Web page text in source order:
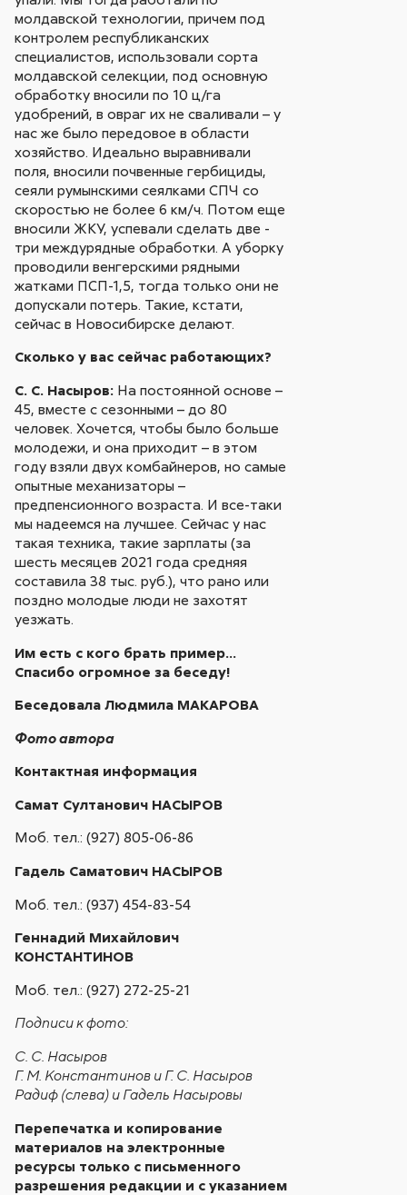
молдавской технологии, причем под
контролем республиканских
специалистов, использовали сорта
молдавской селекции, под основную
обработку вносили по 10 ц/га
удобрений, в овраг их не сваливали – у
нас же было передовое в области
хозяйство. Идеально выравнивали
поля, вносили почвенные гербициды,
сеяли румынскими сеялками СПЧ со
скоростью не более 6 км/ч. Потом еще
вносили ЖКУ, успевали сделать две -
три междурядные обработки. А уборку
проводили венгерскими рядными
жатками ПСП-1,5, тогда только они не
допускали потерь. Такие, кстати,
сейчас в Новосибирске делают.
Сколько у вас сейчас работающих?
С. С. Насыров: На постоянной основе –
45, вместе с сезонными – до 80
человек. Хочется, чтобы было больше
молодежи, и она приходит – в этом
году взяли двух комбайнеров, но самые
опытные механизаторы –
предпенсионного возраста. И все-таки
мы надеемся на лучшее. Сейчас у нас
такая техника, такие зарплаты (за
шесть месяцев 2021 года средняя
составила 38 тыс. руб.), что рано или
поздно молодые люди не захотят
уезжать.
Им есть с кого брать пример…
Спасибо огромное за беседу!
Беседовала Людмила МАКАРОВА
Фото автора
Контактная информация
Самат Султанович НАСЫРОВ
Моб. тел.: (927) 805-06-86
Гадель Саматович НАСЫРОВ
Моб. тел.: (937) 454-83-54
Геннадий Михайлович
КОНСТАНТИНОВ
Моб. тел.: (927) 272-25-21
Подписи к фото:
С. С. Насыров
Г. М. Константинов и Г. С. Насыров
Радиф (слева) и Гадель Насыровы
Перепечатка и копирование
материалов на электронные
ресурсы только с письменного
разрешения редакции и с указанием